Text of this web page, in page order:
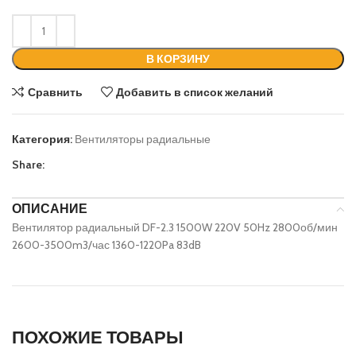
В КОРЗИНУ
Сравнить Добавить в список желаний
Категория: Вентиляторы радиальные
Share:
ОПИСАНИЕ
Вентилятор радиальный DF-2.3 1500W 220V 50Hz 2800об/мин
2600-3500m3/час 1360-1220Pa 83dB
ПОХОЖИЕ ТОВАРЫ